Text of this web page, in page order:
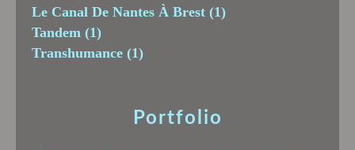
Le Canal De Nantes À Brest (1)
Tandem (1)
Transhumance (1)
Portfolio